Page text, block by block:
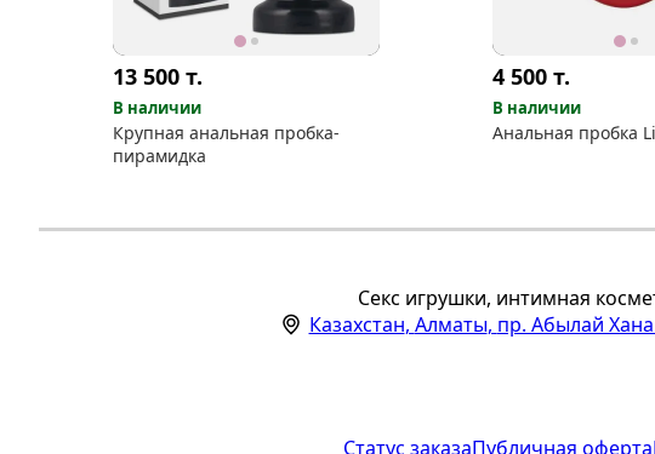
13 500т.
В наличии
Крупная анальная пробка-
пирамидка
4 500 т.
В наличии
Анальная пробка
Секс игрушки, интимная
Казахстан, Алматы, пр. Абылай Хана
Статус заказаПубличная оферта